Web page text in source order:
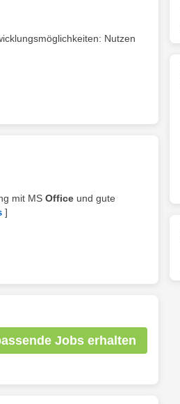
Nutzen
mit MS Office und gute
]
Jobs erhalten